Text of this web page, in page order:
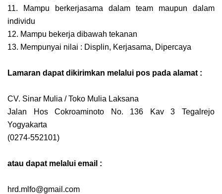
11. Mampu berkerjasama dalam team maupun dalam
individu
12. Mampu bekerja dibawah tekanan
13. Mempunyai nilai : Displin, Kerjasama, Dipercaya
Lamaran dapat dikirimkan melalui pos pada alamat :
CV. Sinar Mulia / Toko Mulia Laksana
Jalan Hos Cokroaminoto No. 136 Kav 3 Tegalrejo
Yogyakarta
(0274-552101)
atau dapat melalui email :
hrd.mlfo@gmail.com